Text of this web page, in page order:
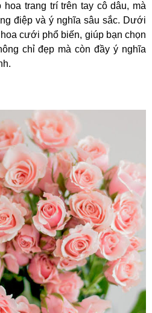
trang trí trên tay cô dâu, mà
điệp và ý nghĩa sâu sắc. Dưới
cưới phổ biến, giúp bạn chọn
chỉ đẹp mà còn đầy ý nghĩa